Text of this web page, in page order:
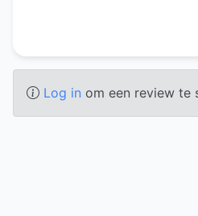
Log in om een review te